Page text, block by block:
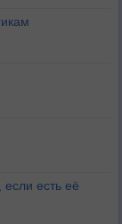
есть её